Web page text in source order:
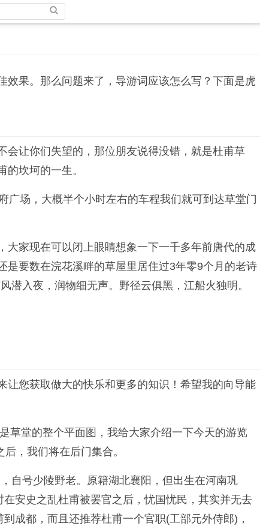
果。那么问题来了，导游词应该怎么写？下面是虎
会让你们失望的，那位朋友说得没错，就是杜甫草
坎坷的一生。
场，大概半个小时左右的车程我们就可到达草堂门
家现在可以闭上眼睛想象一下一千多年前唐代的成
要数在浣花溪畔的草屋里居住过3年零9个月的老诗
潜入夜，润物细无声。野径云俱黑，江船火独明。
您获取做大的快乐和更多的知识！希望我的向导能
草堂的整个平面图，我给大家介绍一下今天的游览
，我们将在后门集合。
自号少陵野老。原籍湖北襄阳，但出生在河南巩
安史之乱杜甫被罢官之后，忧国忧民，其实并无去
成都，而且还推荐杜甫一个官职(工部元外侍郎)，